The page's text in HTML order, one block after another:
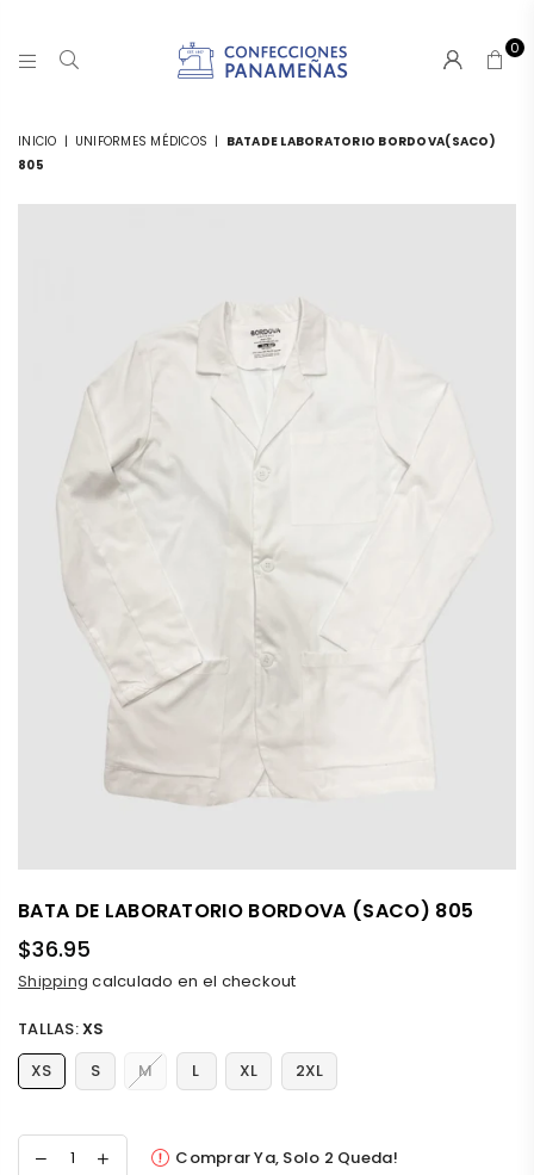
0
INICIO | UNIFORMES MÉDICOS | BATADE LABORATORIO BORDOVA(SACO)
805
BATA DE LABORATORIO BORDOVA (SACO) 805
Precio
habitual
$36.95
Shipping calculado en el checkout
TALLAS:XS
XS
S M L XL 2XL
Comprar Ya, Solo 2 Queda!